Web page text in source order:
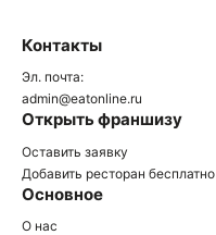
Войти
Контакты
Эл. почта:
admin@eatonline.ru
Открыть франшизу
Оставить заявку
Добавить ресторан бесплатно
Основное
О нас